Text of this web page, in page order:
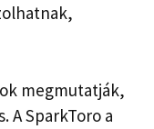
megmutatják,
A SparkToro a